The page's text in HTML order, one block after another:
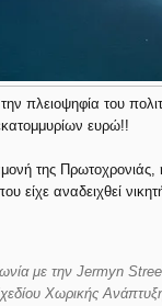
του
ευρώ!!
της Πρωτοχρονιάς,
αναδειχθεί
με την Jermyn
Χωρικής